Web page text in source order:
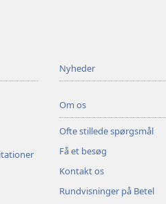
Nyheder
Om os
Ofte stillede spørgsmål
Få et besøg
Kontakt os
Rundvisninger på Betel